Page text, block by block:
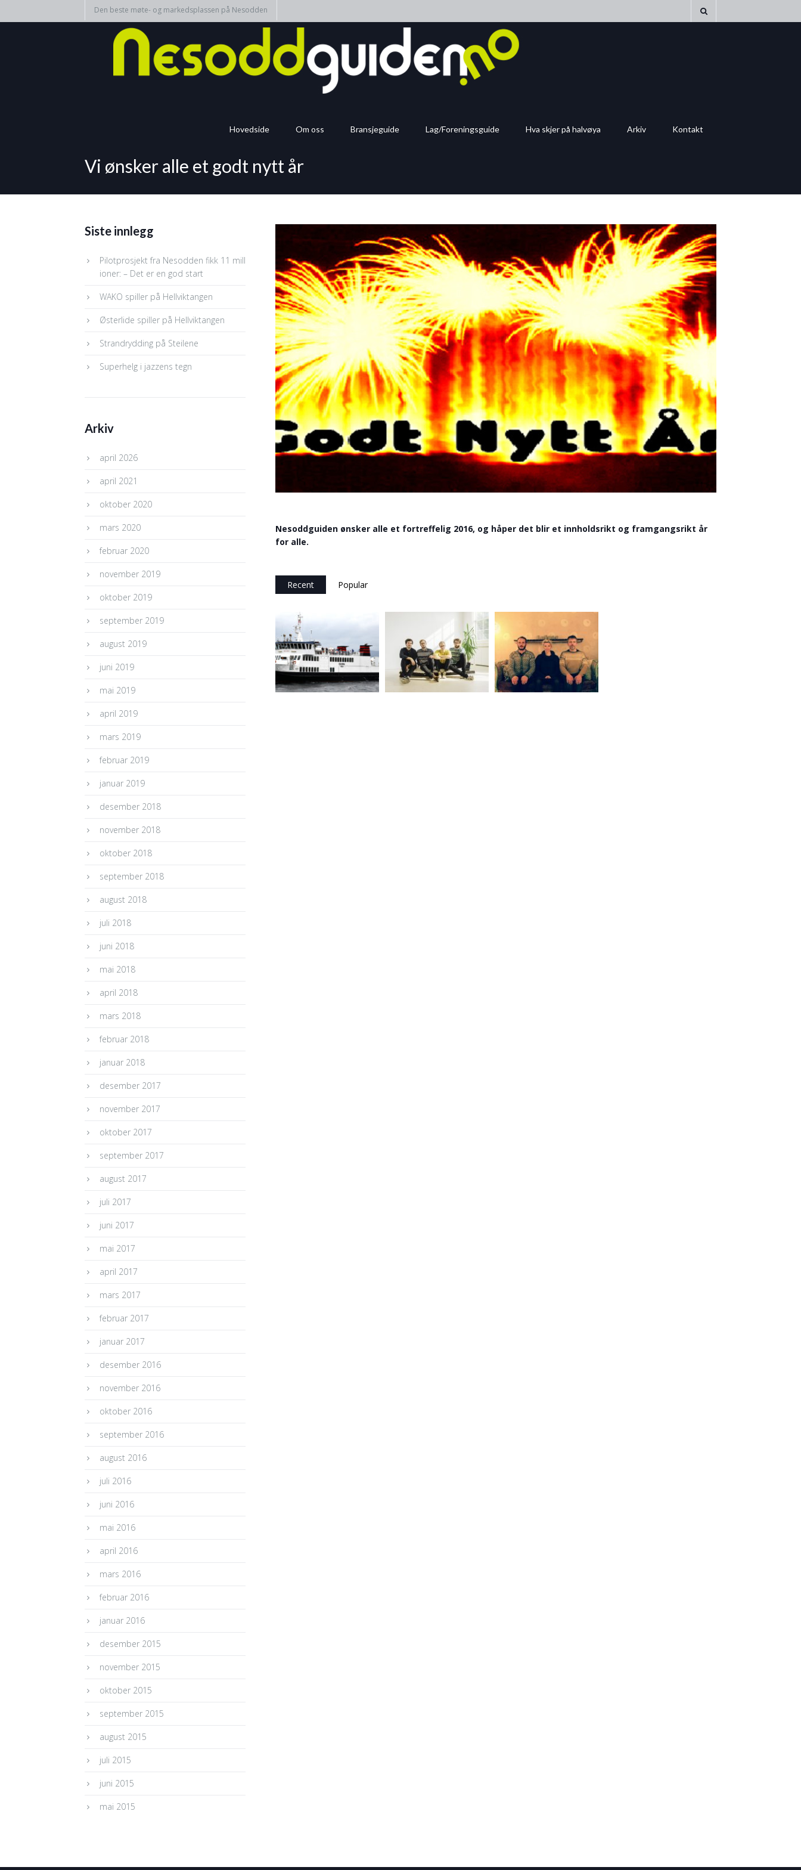
Den beste møte- og markedsplassen på Nesodden
Hovedside Om oss Bransjeguide Lag/Foreningsguide Hva skjer på halvøya Arkiv Kontakt
Vi ønsker alle et godt nytt år
Nesoddguiden ønsker alle et fortreffelig 2016, og håper det blir et innholdsrikt og framgangsrikt år
for alle.
Recent Popular
Siste innlegg
Pilotprosjekt fra Nesodden fikk 11 mill
ioner: – Det er en god start
WAKO spiller på Hellviktangen
Østerlide spiller på Hellviktangen
Strandrydding på Steilene
Superhelg i jazzens tegn
Arkiv
april 2026
april 2021
oktober 2020
mars 2020
februar 2020
november 2019
oktober 2019
september 2019
august 2019
juni 2019
mai 2019
april 2019
mars 2019
februar 2019
januar 2019
desember 2018
november 2018
oktober 2018
september 2018
august 2018
juli 2018
juni 2018
mai 2018
april 2018
mars 2018
februar 2018
januar 2018
desember 2017
november 2017
oktober 2017
september 2017
august 2017
juli 2017
juni 2017
mai 2017
april 2017
mars 2017
februar 2017
januar 2017
desember 2016
november 2016
oktober 2016
september 2016
august 2016
juli 2016
juni 2016
mai 2016
april 2016
mars 2016
februar 2016
januar 2016
desember 2015
november 2015
oktober 2015
september 2015
august 2015
juli 2015
juni 2015
mai 2015